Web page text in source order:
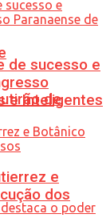
de
de sucesso e
e Inteligentes
e
dos